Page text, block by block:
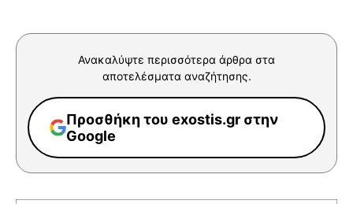
Ανακαλύψτε περισσότερα άρθρα στα
αποτελέσματα αναζήτησης.
Προσθήκη του exostis.gr στην
Google